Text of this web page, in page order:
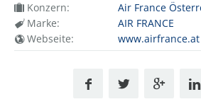
Konzern:
Air France
Marke:
AIR FRANCE
Webseite:
www.airfrance.at